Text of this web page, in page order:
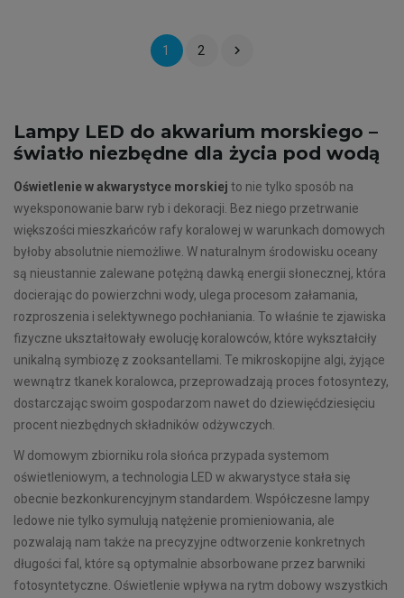
1 2 
Lampy LED do akwarium morskiego –
światło niezbędne dla życia pod wodą
Oświetlenie w akwarystyce morskiej to nie tylko sposób na
wyeksponowanie barw ryb i dekoracji. Bez niego przetrwanie
większości mieszkańców rafy koralowej w warunkach domowych
byłoby absolutnie niemożliwe. W naturalnym środowisku oceany
są nieustannie zalewane potężną dawką energii słonecznej, która
docierając do powierzchni wody, ulega procesom załamania,
rozproszenia i selektywnego pochłaniania. To właśnie te zjawiska
fizyczne ukształtowały ewolucję koralowców, które wykształciły
unikalną symbiozę z zooksantellami. Te mikroskopijne algi, żyjące
wewnątrz tkanek koralowca, przeprowadzają proces fotosyntezy,
dostarczając swoim gospodarzom nawet do dziewięćdziesięciu
procent niezbędnych składników odżywczych.
W domowym zbiorniku rola słońca przypada systemom
oświetleniowym, a technologia LED w akwarystyce stała się
obecnie bezkonkurencyjnym standardem. Współczesne lampy
ledowe nie tylko symulują natężenie promieniowania, ale
pozwalają nam także na precyzyjne odtworzenie konkretnych
długości fal, które są optymalnie absorbowane przez barwniki
fotosyntetyczne. Oświetlenie wpływa na rytm dobowy wszystkich